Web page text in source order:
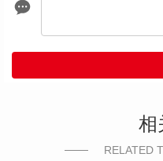
相
RELATED